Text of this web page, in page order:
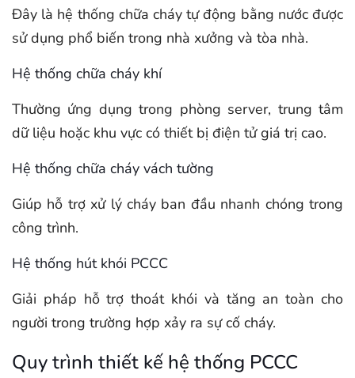
Đây là hệ thống chữa cháy tự động bằng nước được
sử dụng phổ biến trong nhà xưởng và tòa nhà.
Hệ thống chữa cháy khí
Thường ứng dụng trong phòng server, trung tâm
dữ liệu hoặc khu vực có thiết bị điện tử giá trị cao.
Hệ thống chữa cháy vách tường
Giúp hỗ trợ xử lý cháy ban đầu nhanh chóng trong
công trình.
Hệ thống hút khói PCCC
Giải pháp hỗ trợ thoát khói và tăng an toàn cho
người trong trường hợp xảy ra sự cố cháy.
Quy trình thiết kế hệ thống PCCC